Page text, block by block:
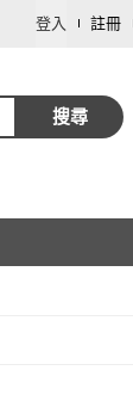
登入 註冊
搜尋